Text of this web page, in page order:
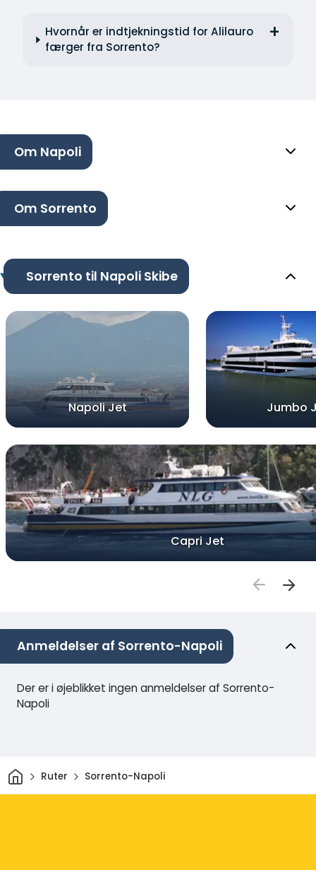
Hvornår er indtjekningstid for Alilauro
færger fra Sorrento?
Om Napoli
Om Sorrento
Sorrento til Napoli Skibe
Napoli Jet Jumbo
Capri Jet
Anmeldelser af Sorrento-Napoli
Der er i øjeblikket ingen anmeldelser af Sorrento-
Napoli
HjemRuter Sorrento-Napoli